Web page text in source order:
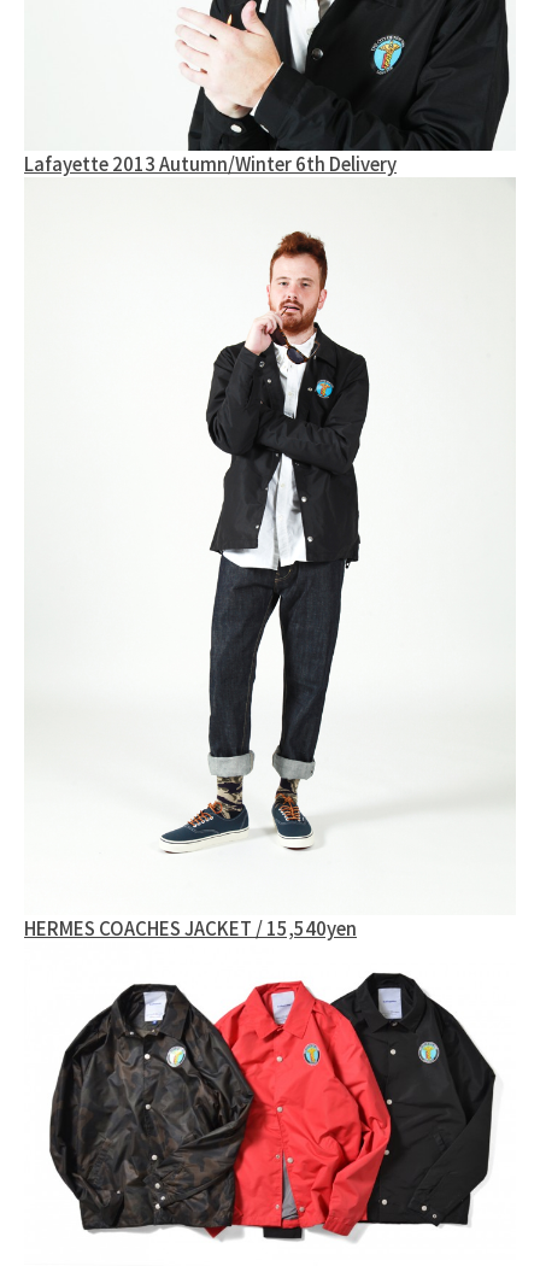
Lafayette 2013 Autumn/Winter 6th Delivery
HERMES COACHES JACKET / 15,540yen